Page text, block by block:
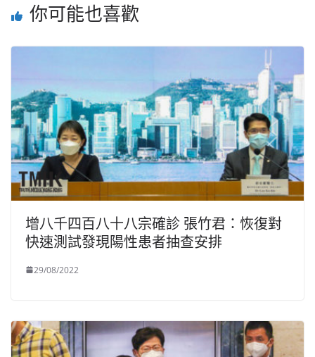
你可能也喜歡
增八千四百八十八宗確診 張竹君：恢復對
快速測試發現陽性患者抽查安排
29/08/2022